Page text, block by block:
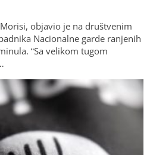
objavio je na društvenim
Nacionalne garde ranjenih
“Sa velikom tugom